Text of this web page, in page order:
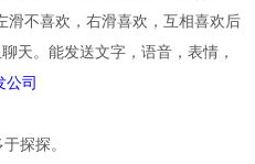
滑不喜欢，右滑喜欢，互相喜欢后
天。能发送文字，语音，表情，
公司
探探。